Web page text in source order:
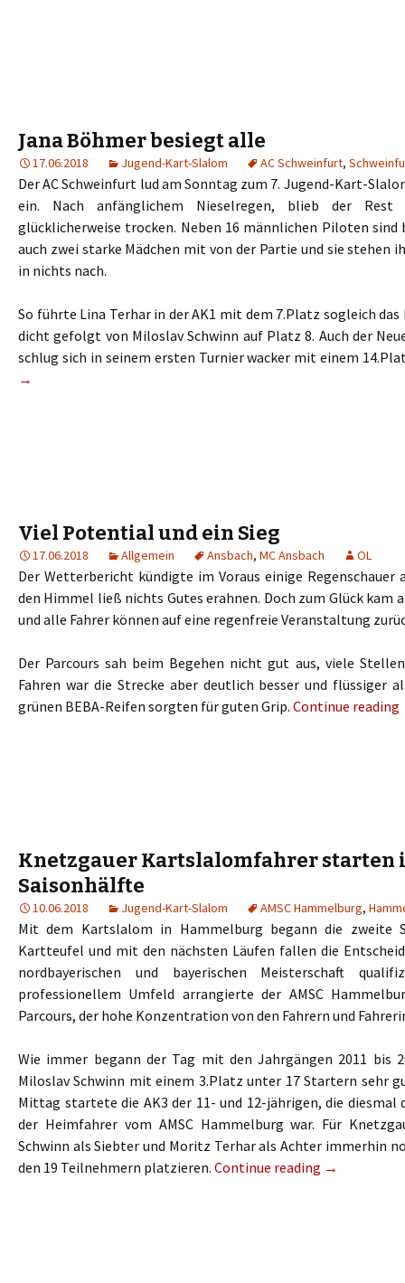
Jana Böhmer besiegt alle
17.06.2018 Jugend-Kart-Slalom AC Schweinfurt,
Der AC Schweinfurt lud am Sonntag zum 7. Jugend-Kart-
ein. Nach anfänglichem Nieselregen, blieb der Rest
glücklicherweise trocken. Neben 16 männlichen Piloten sind
auch zwei starke Mädchen mit von der Partie und sie stehen
in nichts nach.
So führte Lina Terhar in der AK1 mit dem 7.Platz sogleich das
dicht gefolgt von Miloslav Schwinn auf Platz 8. Auch der
schlug sich in seinem ersten Turnier wacker mit einem
→
Viel Potential und ein Sieg
17.06.2018 Allgemein Ansbach, MC Ansbach OL
Der Wetterbericht kündigte im Voraus einige Regenschauer
den Himmel ließ nichts Gutes erahnen. Doch zum Glück kam
und alle Fahrer können auf eine regenfreie Veranstaltung
Der Parcours sah beim Begehen nicht gut aus, viele
Fahren war die Strecke aber deutlich besser und flüssiger
grünen BEBA-Reifen sorgten für guten Grip. Continue reading
Knetzgauer Kartslalomfahrer starten
Saisonhälfte
10.06.2018 Jugend-Kart-Slalom AMSC Hammelburg,
Mit dem Kartslalom in Hammelburg begann die zweite
Kartteufel und mit den nächsten Läufen fallen die
nordbayerischen und bayerischen Meisterschaft
professionellem Umfeld arrangierte der AMSC
Parcours, der hohe Konzentration von den Fahrern und
Wie immer begann der Tag mit den Jahrgängen 2011 bis
Miloslav Schwinn mit einem 3.Platz unter 17 Startern sehr
Mittag startete die AK3 der 11- und 12-jährigen, die diesmal
der Heimfahrer vom AMSC Hammelburg war. Für
Schwinn als Siebter und Moritz Terhar als Achter immerhin
den 19 Teilnehmern platzieren. Continue reading →